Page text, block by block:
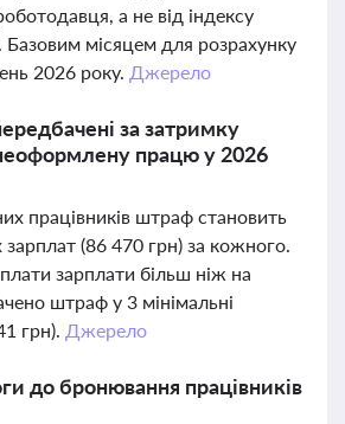
а не від індексу
місяцем для розрахунку
2026 року. Джерело
за затримку
працю у 2026
працівників штраф становить
зарплат (86 470 грн) за кожного.
зарплати більш ніж на
штраф у 3 мінімальні
грн). Джерело
до бронювання працівників